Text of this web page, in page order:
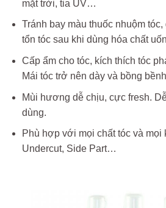
mặt trời, tia UV…
Tránh bay màu thuốc nhuộm
tổn tóc sau khi dùng hóa chất
Cấp ẩm cho tóc, kích thích tóc
Mái tóc trở nên dày và bồng
Mùi hương dễ chịu, cực fresh.
dùng.
Phù hợp với mọi chất tóc và mọi
Undercut, Side Part…